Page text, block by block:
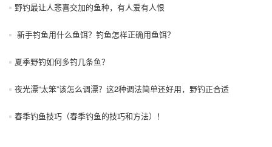
野钓最让人悲喜交加的鱼种，有人爱有人恨
新手钓鱼用什么鱼饵？钓鱼怎样正确用鱼饵？
夏季野钓如何多钓几条鱼？
夜光漂“太笨”该怎么调漂？这2种调法简单还好用，野钓正合适
春季钓鱼技巧（春季钓鱼的技巧和方法）！